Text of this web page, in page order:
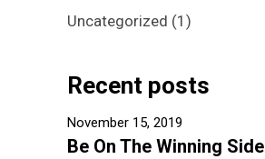
Uncategorized (1)
Recent posts
November 15, 2019
Be On The Winning Side